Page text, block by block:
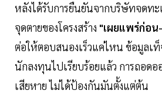
หลังได้รับการยืนยันจากบริษัทจดท
จุดตายของโครงสร้าง "เผยแพร่ก่อ
ต่อให้ตอบสนองเร็วแค่ไหน ข้อมูลเ
นักลงทุนไปเรียบร้อยแล้ว การถอด
เสียหาย ไม่ได้ป้องกันมันตั้งแต่ต้น